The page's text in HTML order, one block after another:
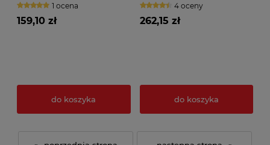
1 ocena
159,10 zł
do koszyka
4 oceny
262,15 zł
do koszyka